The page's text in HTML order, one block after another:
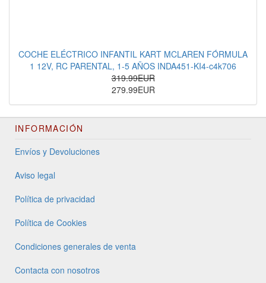
COCHE ELÉCTRICO INFANTIL KART MCLAREN FÓRMULA
1 12V, RC PARENTAL, 1-5 AÑOS INDA451-KI4-c4k706
319.99EUR
279.99EUR
INFORMACIÓN
Envíos y Devoluciones
Aviso legal
Política de privacidad
Política de Cookies
Condiciones generales de venta
Contacta con nosotros